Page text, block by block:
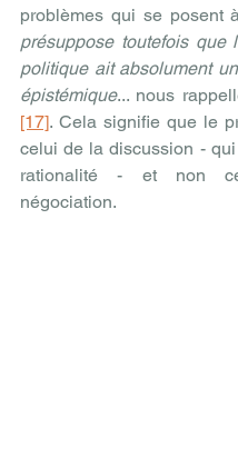
problèmes qui se posent
présuppose toutefois que
politique ait absolument
épistémique
[17]. Cela signifie que le
celui de la discussion -
rationalité - et non
négociation.